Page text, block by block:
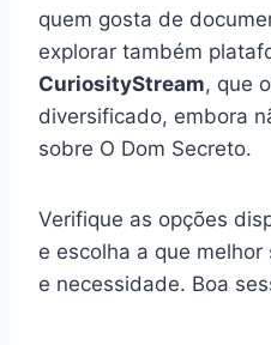
quem gosta de
explorar também
CuriosityStream, que
diversificado, embora
sobre O Dom Secreto.
Verifique as opções
e escolha a que
e necessidade. Boa